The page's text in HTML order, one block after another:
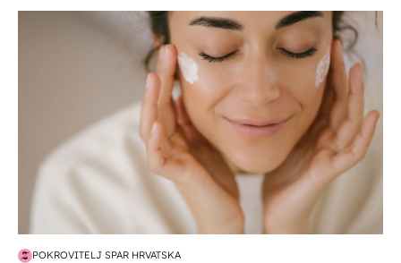
moda & ljepota
POKROVITELJ SPAR HRVATSKA